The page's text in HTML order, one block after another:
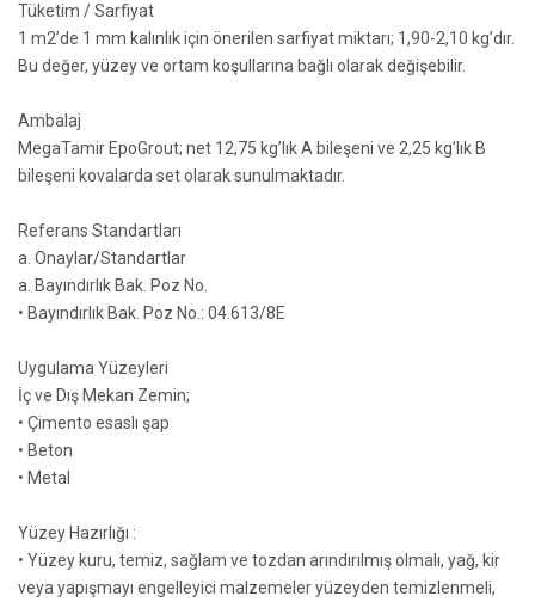
Tüketim / Sarfiyat
1 m2’de 1 mm kalınlık için önerilen sarfiyat miktarı; 1,90-2,10 kg’dır.
Bu değer, yüzey ve ortam koşullarına bağlı olarak değişebilir.
Ambalaj
MegaTamir EpoGrout; net 12,75 kg’lık A bileşeni ve 2,25 kg’lık B
bileşeni kovalarda set olarak sunulmaktadır.
Referans Standartları
a. Onaylar/Standartlar
a. Bayındırlık Bak. Poz No.
• Bayındırlık Bak. Poz No.: 04.613/8E
Uygulama Yüzeyleri
İç ve Dış Mekan Zemin;
• Çimento esaslı şap
• Beton
• Metal
Yüzey Hazırlığı :
• Yüzey kuru, temiz, sağlam ve tozdan arındırılmış olmalı, yağ, kir
veya yapışmayı engelleyici malzemeler yüzeyden temizlenmeli,